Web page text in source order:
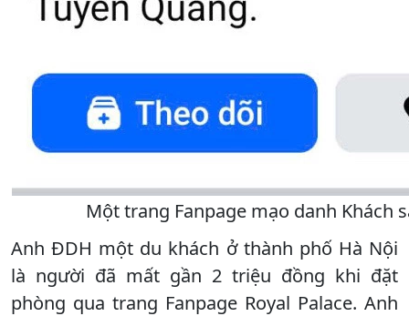
Một trang Fanpage mạo danh Khách
Anh ĐDH một du khách ở thành phố Hà Nội
là người đã mất gần 2 triệu đồng khi đặt
phòng qua trang Fanpage Royal Palace. Anh